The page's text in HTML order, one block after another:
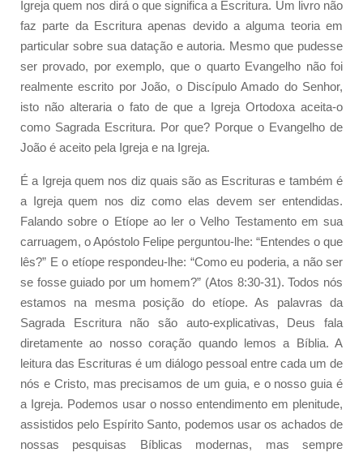
Igreja quem nos dirá o que significa a Escritura. Um livro não
faz parte da Escritura apenas devido a alguma teoria em
particular sobre sua datação e autoria. Mesmo que pudesse
ser provado, por exemplo, que o quarto Evangelho não foi
realmente escrito por João, o Discípulo Amado do Senhor,
isto não alteraria o fato de que a Igreja Ortodoxa aceita-o
como Sagrada Escritura. Por que? Porque o Evangelho de
João é aceito pela Igreja e na Igreja.
É a Igreja quem nos diz quais são as Escrituras e também é
a Igreja quem nos diz como elas devem ser entendidas.
Falando sobre o Etíope ao ler o Velho Testamento em sua
carruagem, o Apóstolo Felipe perguntou-lhe: “Entendes o que
lês?” E o etíope respondeu-lhe: “Como eu poderia, a não ser
se fosse guiado por um homem?” (Atos 8:30-31). Todos nós
estamos na mesma posição do etíope. As palavras da
Sagrada Escritura não são auto-explicativas, Deus fala
diretamente ao nosso coração quando lemos a Bíblia. A
leitura das Escrituras é um diálogo pessoal entre cada um de
nós e Cristo, mas precisamos de um guia, e o nosso guia é
a Igreja. Podemos usar o nosso entendimento em plenitude,
assistidos pelo Espírito Santo, podemos usar os achados de
nossas pesquisas Bíblicas modernas, mas sempre